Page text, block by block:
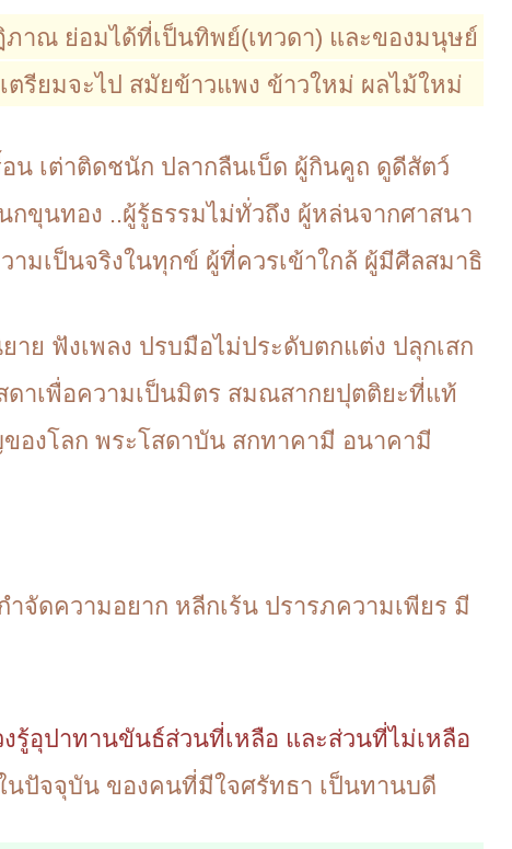
าณ ย่อมได้ที่เป็นทิพย์(เทวดา) และของมนุษย์
รียมจะไป สมัยข้าวแพง ข้าวใหม่ ผลไม้ใหม่
น เต่าติดชนัก ปลากลืนเบ็ด ผู้กินคูถ ดูดีสัตว์
ขุนทอง ..ผู้รู้ธรรมไม่ทั่วถึง ผู้หล่นจากศาสนา
มเป็นจริงในทุกข์ ผู้ที่ควรเข้าใกล้ ผู้มีศีลสมาธิ
ย ฟังเพลง ปรบมือไม่ประดับตกแต่ง ปลุกเสก
ดาเพื่อความเป็นมิตร สมณสากยปุตติยะที่แท้
องโลก พระโสดาบัน สกทาคามี อนาคามี
ดความอยาก หลีกเร้น ปรารภความเพียร มี
รู้อุปาทานขันธ์ส่วนที่เหลือ และส่วนที่ไม่เหลือ
ปัจจุบัน ของคนที่มีใจศรัทธา เป็นทานบดี